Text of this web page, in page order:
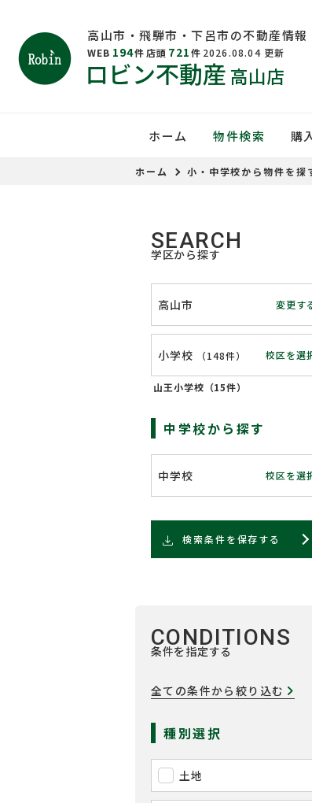
高山市・飛騨市・下呂市の不動産情報
WEB 194件 店頭 721件 2026.08.04 更新
ロビン不動産 高山店
ホーム 物件検索 購
ホーム 小・中学校から物件を探
SEARCH
学区から探す
高山市 変更す
小学校 （148件） 校区を選
山王小学校（15件）
中学校から探す
中学校 校区を選
検索条件を保存する
CONDITIONS
条件を指定する
全ての条件から絞り込む
種別選択
土地